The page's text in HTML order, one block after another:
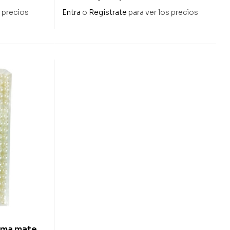
precios
506 adh
Entra o Regístrate para ver los precios